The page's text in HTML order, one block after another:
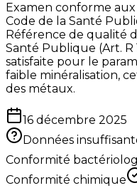
Examen conforme
Code de la Santé
Référence de qualité
Santé Publique (Art. R
satisfaite pour le
faible minéralisation,
des métaux.
16 décembre 2025
Données
Conformité
Conformité chimique